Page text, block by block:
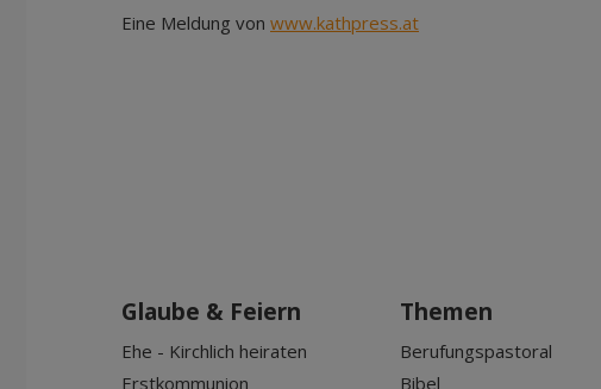
Eine Meldung von www.kathpress.at
Glaube & Feiern
Ehe - Kirchlich heiraten
Erstkommunion
Themen
Berufungspastoral
Bibel